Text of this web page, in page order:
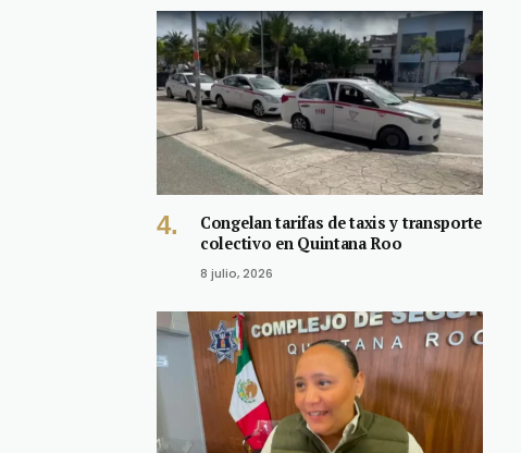
Congelan tarifas de taxis y transporte
colectivo en Quintana Roo
8 julio, 2026